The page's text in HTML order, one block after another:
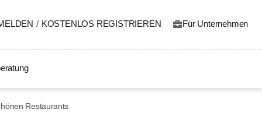
/ KOSTENLOS REGISTRIEREN Für Unternehmen
Restaurants